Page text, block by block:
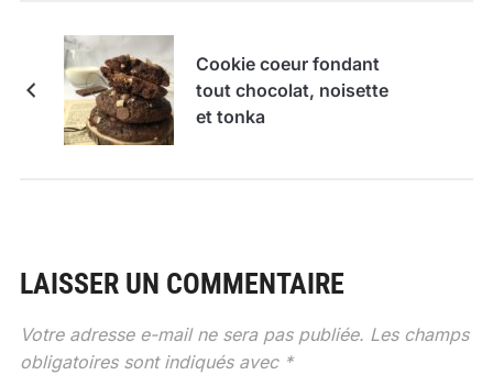
Cookie coeur fondant
tout chocolat, noisette
et tonka
LAISSER UN COMMENTAIRE
Votre adresse e-mail ne sera pas publiée. Les champs
obligatoires sont indiqués avec *